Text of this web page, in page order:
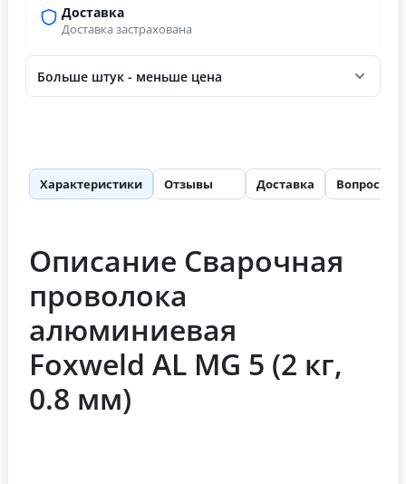
Доставка
Доставка застрахована
Больше штук - меньше цена
Характеристики Отзывы Доставка Вопросы
Описание Сварочная
проволока
алюминиевая
Foxweld AL MG 5 (2 кг,
0.8 мм)